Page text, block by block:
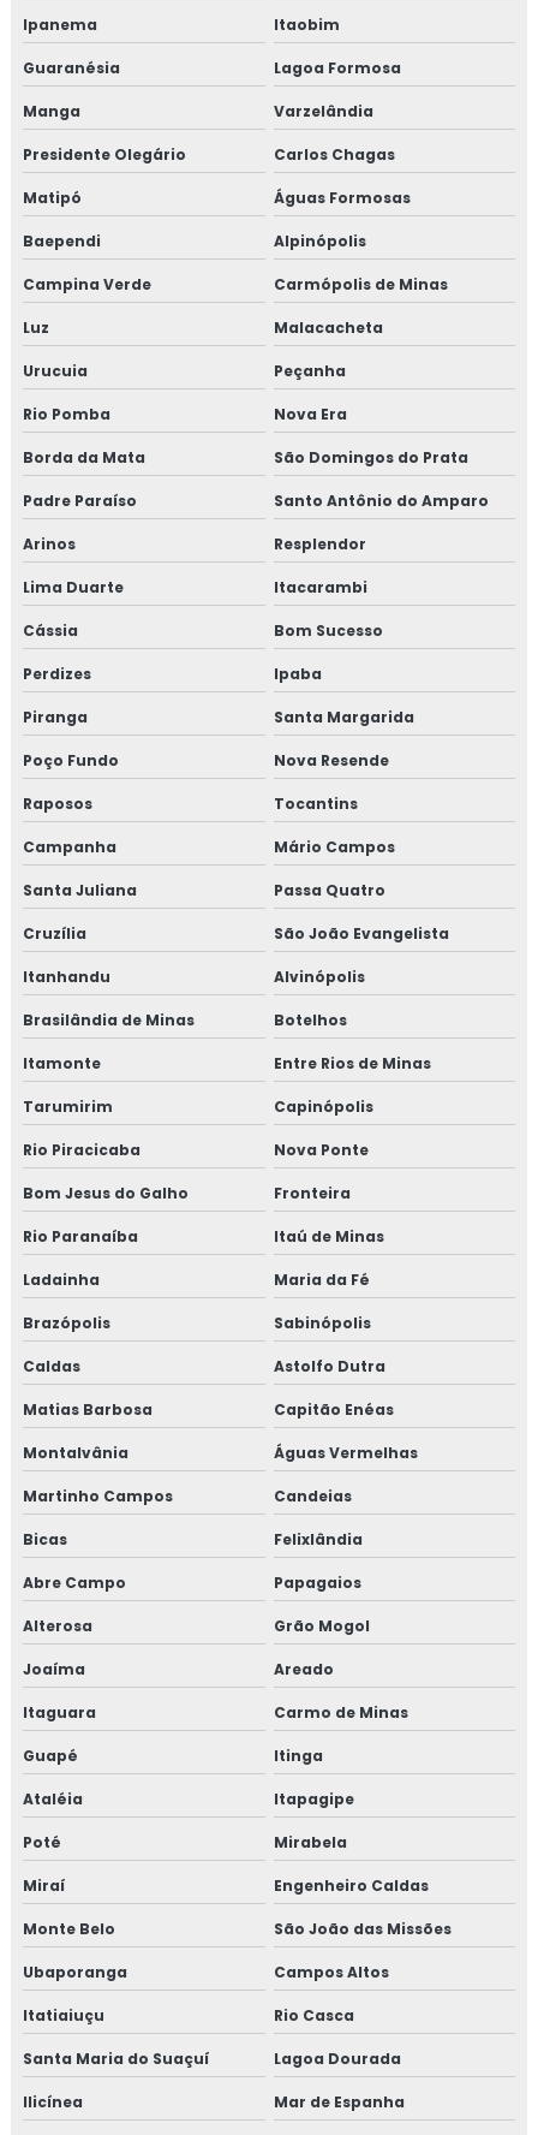
Ipanema Itaobim
Guaranésia Lagoa Formosa
Manga Varzelândia
Presidente Olegário Carlos Chagas
Matipó Águas Formosas
Baependi Alpinópolis
Campina Verde Carmópolis de Minas
Luz Malacacheta
Urucuia Peçanha
Rio Pomba Nova Era
Borda da Mata São Domingos do Prata
Padre Paraíso Santo Antônio do Amparo
Arinos Resplendor
Lima Duarte Itacarambi
Cássia Bom Sucesso
Perdizes Ipaba
Piranga Santa Margarida
Poço Fundo Nova Resende
Raposos Tocantins
Campanha Mário Campos
Santa Juliana Passa Quatro
Cruzília São João Evangelista
Itanhandu Alvinópolis
Brasilândia de Minas Botelhos
Itamonte Entre Rios de Minas
Tarumirim Capinópolis
Rio Piracicaba Nova Ponte
Bom Jesus do Galho Fronteira
Rio Paranaíba Itaú de Minas
Ladainha Maria da Fé
Brazópolis Sabinópolis
Caldas Astolfo Dutra
Matias Barbosa Capitão Enéas
Montalvânia Águas Vermelhas
Martinho Campos Candeias
Bicas Felixlândia
Abre Campo Papagaios
Alterosa Grão Mogol
Joaíma Areado
Itaguara Carmo de Minas
Guapé Itinga
Ataléia Itapagipe
Poté Mirabela
Miraí Engenheiro Caldas
Monte Belo São João das Missões
Ubaporanga Campos Altos
Itatiaiuçu Rio Casca
Santa Maria do Suaçuí Lagoa Dourada
Ilicínea Mar de Espanha